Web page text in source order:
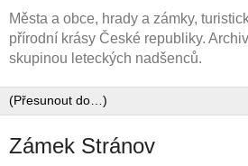
Města a obce, hrady a zámky,
přírodní krásy České republiky.
skupinou leteckých nadšenců.
Zámek Stránov